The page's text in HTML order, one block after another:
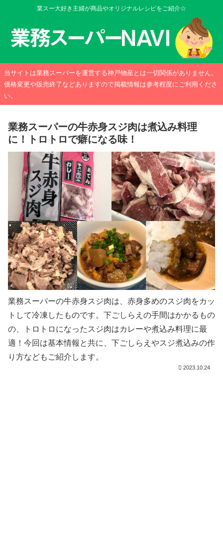
業スー大好き主婦が商品やオリジナルレシピをご紹介☆
当サイトは業務スーパーを運営する神戸物産とは一切関係がありません。
価格変更や販売終了などありますので掲載情報は参考程度にご利用くださ
い。
業務スーパーの牛赤身スジ肉は煮込み料理
に！トロトロで癖になる味！
業務スーパーの牛赤身スジ肉は、赤身多めのスジ肉をカッ
トして冷凍したものです。下ごしらえの手間はかかるもの
の、トロトロになったスジ肉はカレーや煮込み料理に最
適！今回は基本情報と共に、下ごしらえやスジ煮込みの作
り方などもご紹介します。
2023.10.24